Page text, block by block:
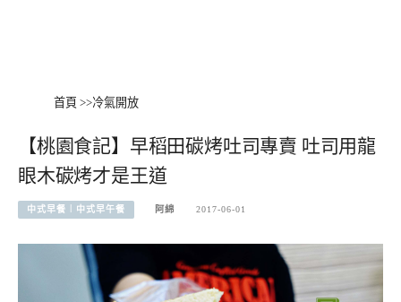
首頁 >>冷氣開放
【桃園食記】早稻田碳烤吐司專賣 吐司用龍
眼木碳烤才是王道
中式早餐︱中式早午餐 阿綿 2017-06-01